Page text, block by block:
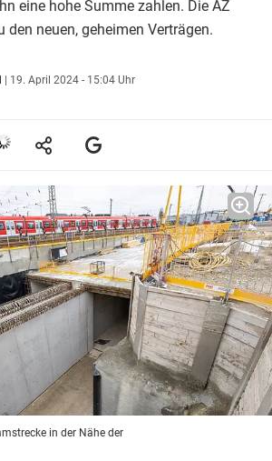
eine hohe Summe zahlen. Die AZ
den neuen, geheimen Verträgen.
| 19. April 2024 - 15:04 Uhr
in der Nähe der